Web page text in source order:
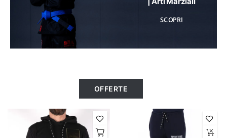
SCOPRI
OFFERTE